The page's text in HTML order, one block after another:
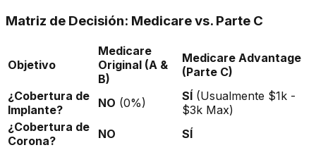
Matriz de Decisión: Medicare vs. Parte C
Objetivo
Medicare
Original (A &
B)
Medicare Advantage
(Parte C)
¿Cobertura de
Implante?
NO (0%) SÍ (Usualmente $1k -
$3k Max)
¿Cobertura de
Corona?
NO
SÍ